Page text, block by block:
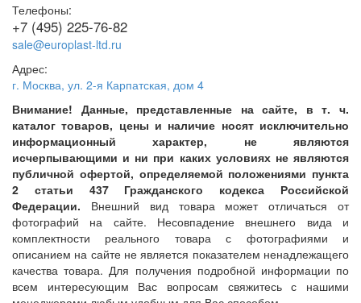
Телефоны:
+7 (495) 225-76-82
sale@europlast-ltd.ru
Адрес:
г. Москва, ул. 2-я Карпатская, дом 4
Внимание! Данные, представленные на сайте, в т. ч.
каталог товаров, цены и наличие носят исключительно
информационный характер, не являются
исчерпывающими и ни при каких условиях не являются
публичной офертой, определяемой положениями пункта
2 статьи 437 Гражданского кодекса Российской
Федерации. Внешний вид товара может отличаться от
фотографий на сайте. Несовпадение внешнего вида и
комплектности реального товара с фотографиями и
описанием на сайте не является показателем ненадлежащего
качества товара. Для получения подробной информации по
всем интересующим Вас вопросам свяжитесь с нашими